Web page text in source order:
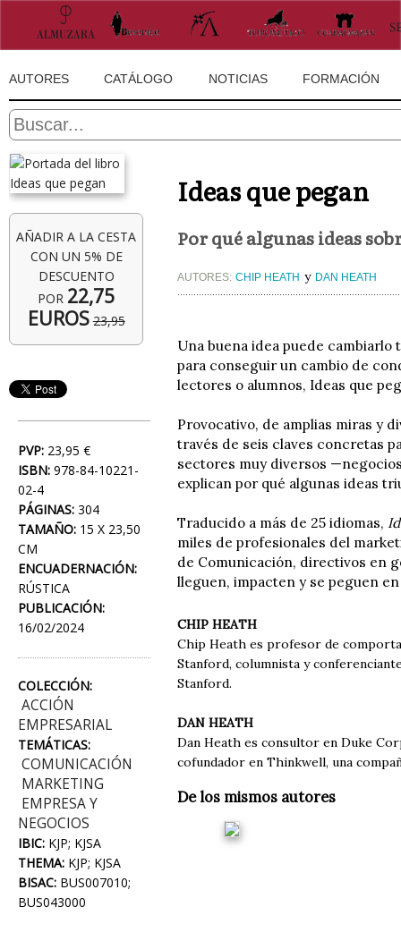
AUTORES CATÁLOGO NOTICIAS FORMACIÓN
AÑADIR A LA CESTA
CON UN 5% DE
DESCUENTO
POR 22,75
EUROS 23,95
PVP: 23,95 €
ISBN: 978-84-10221-
02-4
PÁGINAS: 304
TAMAÑO: 15 X 23,50
CM
ENCUADERNACIÓN:
RÚSTICA
PUBLICACIÓN:
16/02/2024
COLECCIÓN:
ACCIÓN
EMPRESARIAL
TEMÁTICAS:
COMUNICACIÓN
MARKETING
EMPRESA Y
NEGOCIOS
IBIC: KJP; KJSA
THEMA: KJP; KJSA
BISAC: BUS007010;
BUS043000
Ideas que pegan
Por qué algunas ideas
AUTORES: CHIP HEATH y DAN HEATH
Una buena idea puede
para conseguir un cambio de
lectores o alumnos, Ideas que
Provocativo, de amplias miras y
través de seis claves concretas
sectores muy diversos
explican por qué algunas ideas
Traducido a más de 25 idiomas,
miles de profesionales del
de Comunicación, directivos en
lleguen, impacten y se peguen
CHIP HEATH
Chip Heath es profesor de
Stanford, columnista y
Stanford.
DAN HEATH
Dan Heath es consultor en Duke
cofundador en Thinkwell, una
De los mismos autores